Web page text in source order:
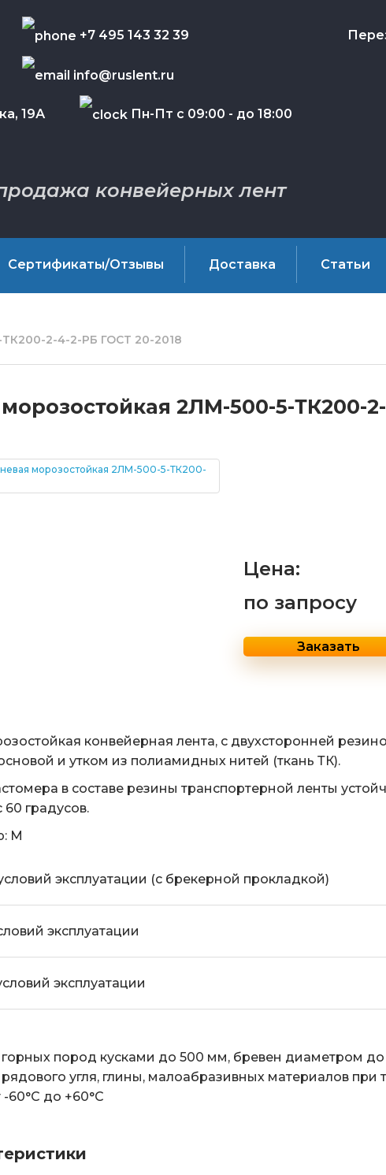
19А Пн-Пт с 09:00 - до 18:00
+7 495 143 32 39
info@ruslent.ru
конвейерных лент
Сертификаты/Отзывы Доставка Статьи
2-4-2-РБ ГОСТ 20-2018
2ЛМ-500-5-ТК200-
Цена:
по запросу
Заказать
конвейерная лента, с двухсторонней
и утком из полиамидных нитей (ткань ТК).
в составе резины транспортерной ленты
градусов.
М
эксплуатации (с брекерной прокладкой)
эксплуатации
эксплуатации
пород кусками до 500 мм, бревен диаметром
угля, глины, малоабразивных материалов при
60°С до +60°С